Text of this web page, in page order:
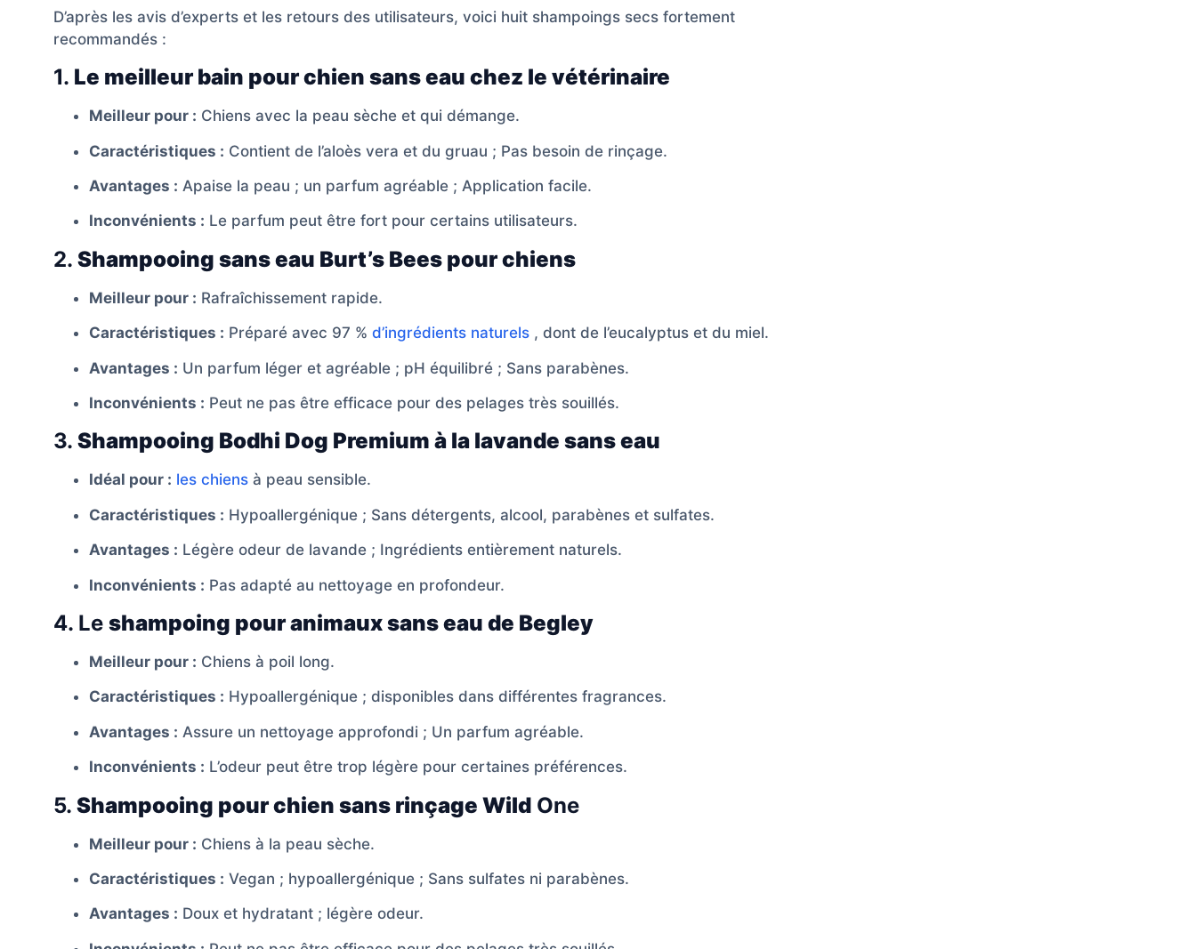
D’après les avis d’experts et les retours des utilisateurs, voici huit shampoings secs fortement
recommandés :
1. Le meilleur bain pour chien sans eau chez le vétérinaire
Meilleur pour : Chiens avec la peau sèche et qui démange.
Caractéristiques : Contient de l’aloès vera et du gruau ; Pas besoin de rinçage.
Avantages : Apaise la peau ; un parfum agréable ; Application facile.
Inconvénients : Le parfum peut être fort pour certains utilisateurs.
2. Shampooing sans eau Burt’s Bees pour chiens
Meilleur pour : Rafraîchissement rapide.
Caractéristiques : Préparé avec 97 % d’ingrédients naturels , dont de l’eucalyptus et du miel.
Avantages : Un parfum léger et agréable ; pH équilibré ; Sans parabènes.
Inconvénients : Peut ne pas être efficace pour des pelages très souillés.
3. Shampooing Bodhi Dog Premium à la lavande sans eau
Idéal pour : les chiens à peau sensible.
Caractéristiques : Hypoallergénique ; Sans détergents, alcool, parabènes et sulfates.
Avantages : Légère odeur de lavande ; Ingrédients entièrement naturels.
Inconvénients : Pas adapté au nettoyage en profondeur.
4. Le shampoing pour animaux sans eau de Begley
Meilleur pour : Chiens à poil long.
Caractéristiques : Hypoallergénique ; disponibles dans différentes fragrances.
Avantages : Assure un nettoyage approfondi ; Un parfum agréable.
Inconvénients : L’odeur peut être trop légère pour certaines préférences.
5. Shampooing pour chien sans rinçage Wild One
Meilleur pour : Chiens à la peau sèche.
Caractéristiques : Vegan ; hypoallergénique ; Sans sulfates ni parabènes.
Avantages : Doux et hydratant ; légère odeur.